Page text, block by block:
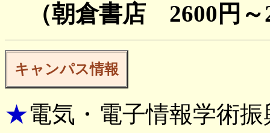
（朝倉書店 2600円～
キャンパス情報
★電気・電子情報学術